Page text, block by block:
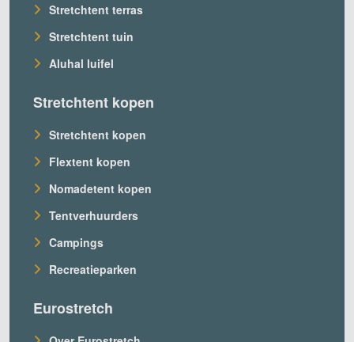
Stretchtent terras
Stretchtent tuin
Aluhal luifel
Stretchtent kopen
Stretchtent kopen
Flextent kopen
Nomadetent kopen
Tentverhuurders
Campings
Recreatieparken
Eurostretch